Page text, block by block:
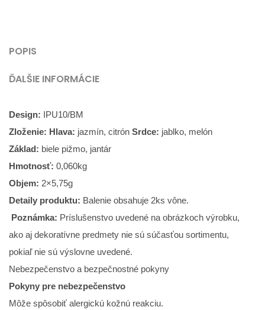
POPIS
ĎALŠIE INFORMÁCIE
Design: IPU10/BM
Zloženie: Hlava: jazmín, citrón Srdce: jablko, melón
Základ: biele pižmo, jantár
Hmotnosť: 0,060kg
Objem: 2×5,75g
Detaily produktu: Balenie obsahuje 2ks vône.
Poznámka: Príslušenstvo uvedené na obrázkoch výrobku,
ako aj dekoratívne predmety nie sú súčasťou sortimentu,
pokiaľ nie sú výslovne uvedené.
Nebezpečenstvo a bezpečnostné pokyny
Pokyny pre nebezpečenstvo
Môže spôsobiť alergickú kožnú reakciu.